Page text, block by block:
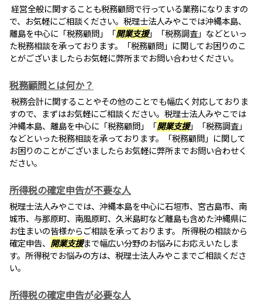
経営全般に関することも税務顧問で行っている業務になりますの
で、お気軽にご相談ください。税理士法人みやこでは沖縄本島、
離島を中心に「税務顧問」「開業支援」「税務調査」などといっ
た税務相談を承っております。「税務顧問」に関してお困りのこ
とがございましたらお気軽に弊所までお問い合わせください。
税務顧問とは何か？
税務会計に関することやその他のことでも幅広く対応しておりま
すので、まずはお気軽にご相談ください。税理士法人みやこでは
沖縄本島、離島を中心に「税務顧問」「開業支援」「税務調査」
などといった税務相談を承っております。「税務顧問」に関して
お困りのことがございましたらお気軽に弊所までお問い合わせく
ださい。
所得税の確定申告が不要な人
税理士法人みやこでは、沖縄本島を中心に石垣市、宮古島市、南
城市、与那原町、南風原町、久米島町など離島も含めた沖縄県に
お住まいの皆様からご相談を承っております。 所得税の相談から
確定申告、 開業支援まで幅広い分野のお悩みにお応えいたしま
す。所得税でお悩みの方は、税理士法人みやこまでご相談くださ
い。
所得税の確定申告が必要な人